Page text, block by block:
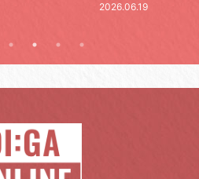
2026.06.19